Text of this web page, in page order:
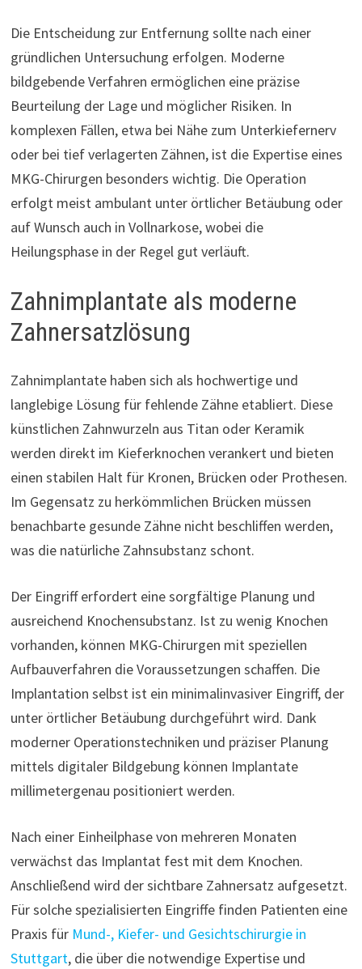
Die Entscheidung zur Entfernung sollte nach einer
gründlichen Untersuchung erfolgen. Moderne
bildgebende Verfahren ermöglichen eine präzise
Beurteilung der Lage und möglicher Risiken. In
komplexen Fällen, etwa bei Nähe zum Unterkiefernerv
oder bei tief verlagerten Zähnen, ist die Expertise eines
MKG-Chirurgen besonders wichtig. Die Operation
erfolgt meist ambulant unter örtlicher Betäubung oder
auf Wunsch auch in Vollnarkose, wobei die
Heilungsphase in der Regel gut verläuft.
Zahnimplantate als moderne
Zahnersatzlösung
Zahnimplantate haben sich als hochwertige und
langlebige Lösung für fehlende Zähne etabliert. Diese
künstlichen Zahnwurzeln aus Titan oder Keramik
werden direkt im Kieferknochen verankert und bieten
einen stabilen Halt für Kronen, Brücken oder Prothesen.
Im Gegensatz zu herkömmlichen Brücken müssen
benachbarte gesunde Zähne nicht beschliffen werden,
was die natürliche Zahnsubstanz schont.
Der Eingriff erfordert eine sorgfältige Planung und
ausreichend Knochensubstanz. Ist zu wenig Knochen
vorhanden, können MKG-Chirurgen mit speziellen
Aufbauverfahren die Voraussetzungen schaffen. Die
Implantation selbst ist ein minimalinvasiver Eingriff, der
unter örtlicher Betäubung durchgeführt wird. Dank
moderner Operationstechniken und präziser Planung
mittels digitaler Bildgebung können Implantate
millimetergenau positioniert werden.
Nach einer Einheilphase von mehreren Monaten
verwächst das Implantat fest mit dem Knochen.
Anschließend wird der sichtbare Zahnersatz aufgesetzt.
Für solche spezialisierten Eingriffe finden Patienten eine
Praxis für Mund-, Kiefer- und Gesichtschirurgie in
Stuttgart, die über die notwendige Expertise und